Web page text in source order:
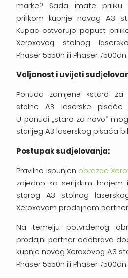
marke? Sada imate
prilikom kupnje novog A3
Kupac ostvaruje popust
Xeroxovog stolnog
Phaser 5550n ili Phaser 7500dn.
Valjanost i uvijeti
Ponuda zamjene »staro za
stolne A3 laserske pisače
U ponudi „staro za novo“
starijeg A3 laserskog pisača
Postupak sudjelovanja:
Pravilno ispunjen obrazac
zajedno sa serijskim
starog A3 stolnog
Xeroxovom prodajnom
Na temelju potvrđenog
prodajni partner odobrava
kupnje novog Xeroxovog A3
Phaser 5550n ili Phaser 7500dn.